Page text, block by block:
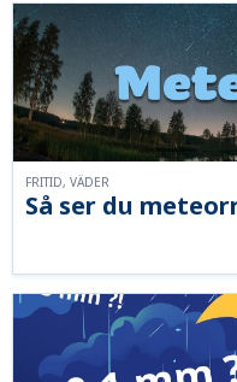
Så ser du
FRITID, VÄDER